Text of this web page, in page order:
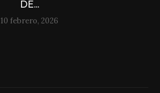
DE...
10 febrero, 2026